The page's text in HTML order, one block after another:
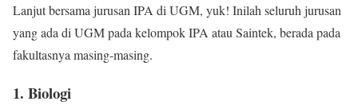
Lanjut bersama jurusan IPA di UGM, yuk! Inilah seluruh jurusan
yang ada di UGM pada kelompok IPA atau Saintek, berada pada
fakultasnya masing-masing.
1. Biologi